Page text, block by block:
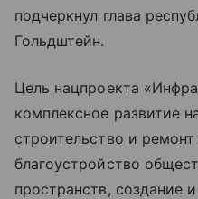
подчеркнул глава
Гольдштейн.
Цель нацпроекта
комплексное развитие
строительство и
благоустройство
пространств, создание